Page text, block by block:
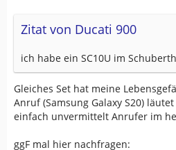
Zitat von Ducati 900
ich habe ein SC10U im
Gleiches Set hat meine
Anruf (Samsung Galaxy S20)
einfach unvermittelt Anrufer im
ggF mal hier nachfragen: